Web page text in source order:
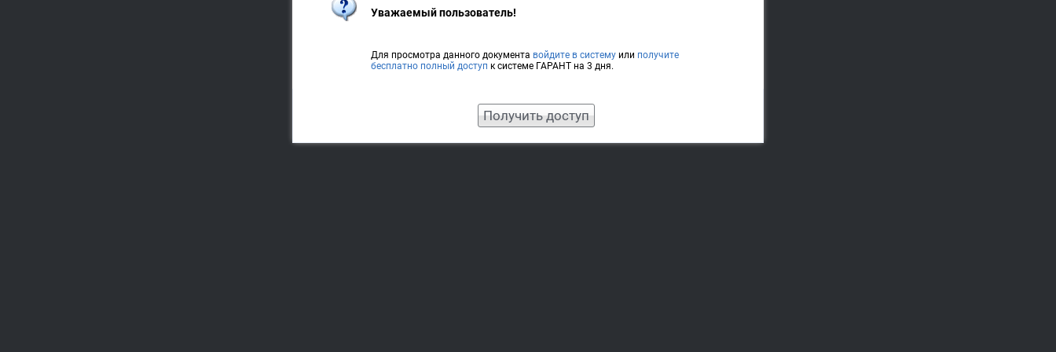
Уважаемый пользователь!
Для просмотра данного документа войдите в систему или получите
бесплатно полный доступ к системе ГАРАНТ на 3 дня.
Получить доступ